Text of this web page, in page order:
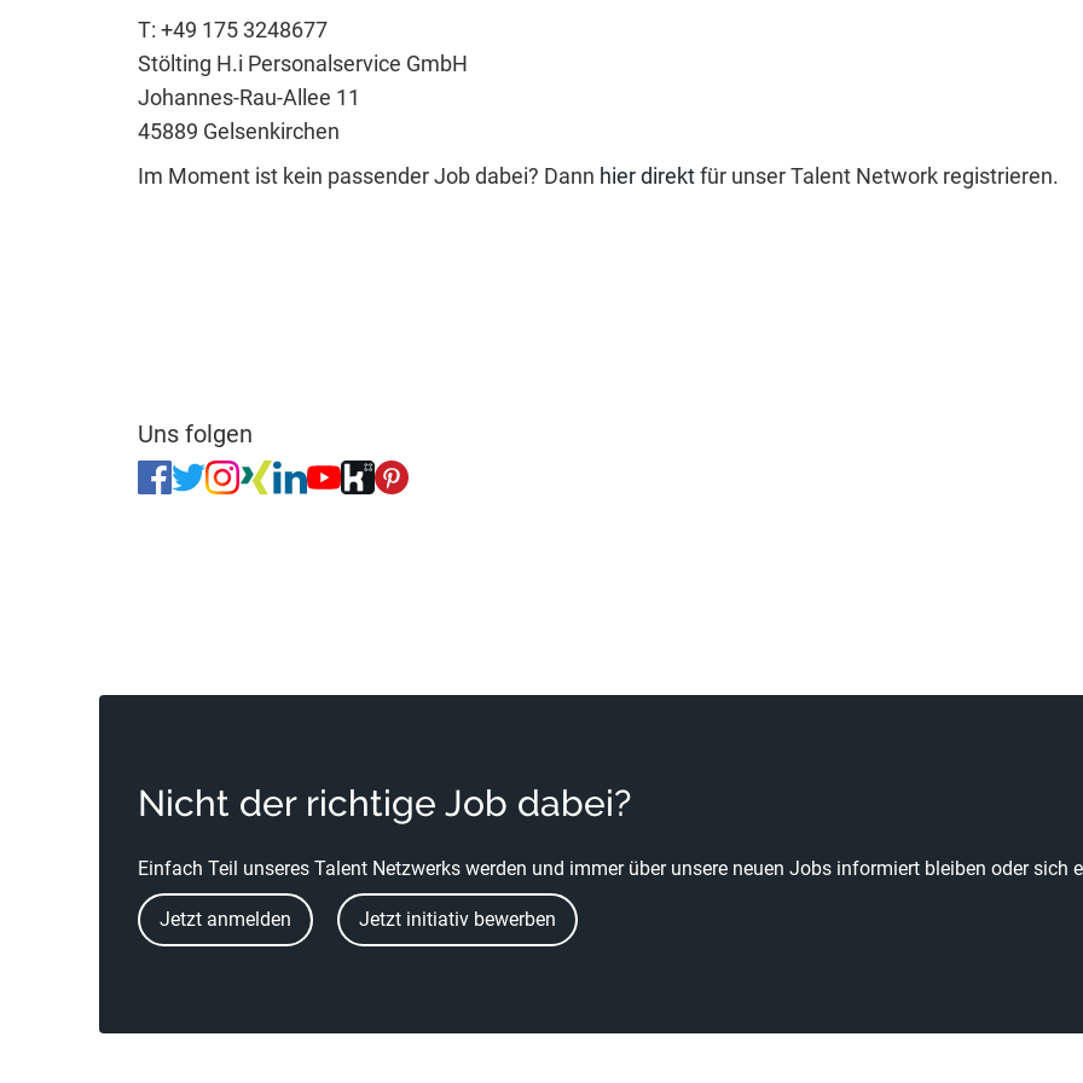
T: +49 175 3248677
Stölting H.i Personalservice GmbH
Johannes-Rau-Allee 11
45889 Gelsenkirchen
Im Moment ist kein passender Job dabei? Dann hier direktfür unser Talent Network registrieren.
Uns folgen
Nicht der richtige Job dabei?
Einfach Teil unseres Talent Netzwerks werden und immer über unsere neuen Jobs informiert bleiben oder sich
Jetzt anmelden Jetzt initiativ bewerben